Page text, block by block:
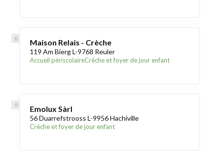
Maison Relais - Crèche
119 Am Bierg L-9768 Reuler
Accueil périscolaireCrèche et foyer de jour enfant
Emolux Sàrl
56 Duarrefstrooss L-9956 Hachiville
Crèche et foyer de jour enfant